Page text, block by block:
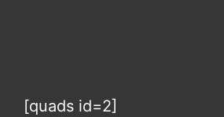
[quads id=2]